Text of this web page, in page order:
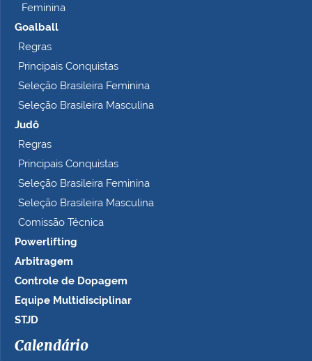
Feminina
Goalball
Regras
Principais Conquistas
Seleção Brasileira Feminina
Seleção Brasileira Masculina
Judô
Regras
Principais Conquistas
Seleção Brasileira Feminina
Seleção Brasileira Masculina
Comissão Técnica
Powerlifting
Arbitragem
Controle de Dopagem
Equipe Multidisciplinar
STJD
Calendário